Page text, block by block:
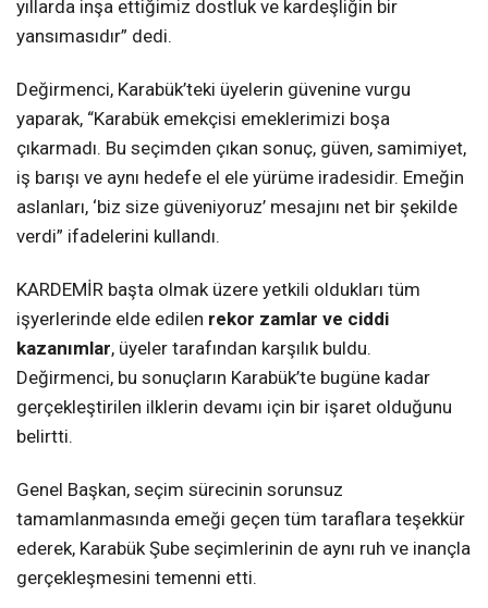
yıllarda inşa ettiğimiz dostluk ve kardeşliğin bir
yansımasıdır” dedi.
Değirmenci, Karabük’teki üyelerin güvenine vurgu
yaparak, “Karabük emekçisi emeklerimizi boşa
çıkarmadı. Bu seçimden çıkan sonuç, güven, samimiyet,
iş barışı ve aynı hedefe el ele yürüme iradesidir. Emeğin
aslanları, ‘biz size güveniyoruz’ mesajını net bir şekilde
verdi” ifadelerini kullandı.
KARDEMİR başta olmak üzere yetkili oldukları tüm
işyerlerinde elde edilen rekor zamlar ve ciddi
kazanımlar, üyeler tarafından karşılık buldu.
Değirmenci, bu sonuçların Karabük’te bugüne kadar
gerçekleştirilen ilklerin devamı için bir işaret olduğunu
belirtti.
Genel Başkan, seçim sürecinin sorunsuz
tamamlanmasında emeği geçen tüm taraflara teşekkür
ederek, Karabük Şube seçimlerinin de aynı ruh ve inançla
gerçekleşmesini temenni etti.